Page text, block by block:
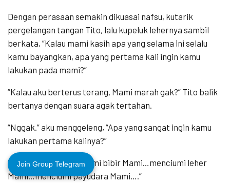
Dengan perasaan semakin dikuasai nafsu, kutarik
pergelangan tangan Tito, lalu kupeluk lehernya sambil
berkata, “Kalau mami kasih apa yang selama ini selalu
kamu bayangkan, apa yang pertama kali ingin kamu
lakukan pada mami?”
“Kalau aku berterus terang, Mami marah gak?” Tito balik
bertanya dengan suara agak tertahan.
“Nggak.” aku menggeleng, “Apa yang sangat ingin kamu
lakukan pertama kalinya?”
“Aku…aku ingin menciumi bibir Mami…menciumi leher
Mami…menciumi payudara Mami….”
Join Group Telegram